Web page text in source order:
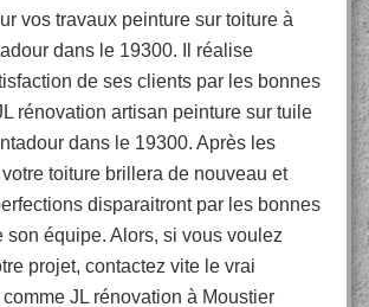
vos travaux peinture sur toiture à
dans le 19300. Il réalise
de ses clients par les bonnes
rénovation artisan peinture sur tuile
dans le 19300. Après les
toiture brillera de nouveau et
disparaitront par les bonnes
son équipe. Alors, si vous voulez
projet, contactez vite le vrai
JL rénovation à Moustier